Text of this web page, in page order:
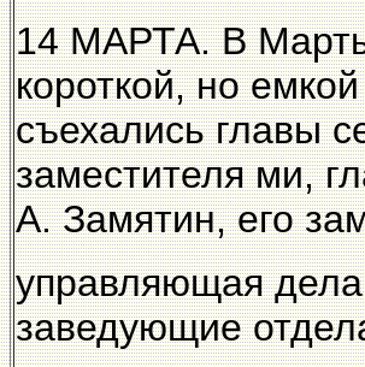
14 МАРТА. В
короткой, но
съехались главы
заместителя ми,
А. Замятин, его
управляющая
заведующие